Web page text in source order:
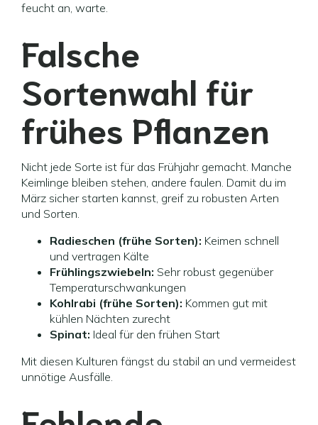
feucht an, warte.
Falsche
Sortenwahl für
frühes Pflanzen
Nicht jede Sorte ist für das Frühjahr gemacht. Manche
Keimlinge bleiben stehen, andere faulen. Damit du im
März sicher starten kannst, greif zu robusten Arten
und Sorten.
Radieschen (frühe Sorten): Keimen schnell
und vertragen Kälte
Frühlingszwiebeln: Sehr robust gegenüber
Temperaturschwankungen
Kohlrabi (frühe Sorten): Kommen gut mit
kühlen Nächten zurecht
Spinat: Ideal für den frühen Start
Mit diesen Kulturen fängst du stabil an und vermeidest
unnötige Ausfälle.